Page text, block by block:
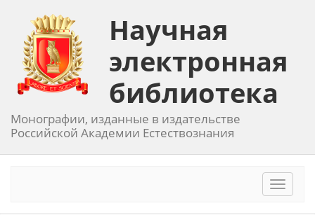
Научная
электронная
библиотека
Монографии, изданные в издательстве
Российской Академии Естествознания
Toggle